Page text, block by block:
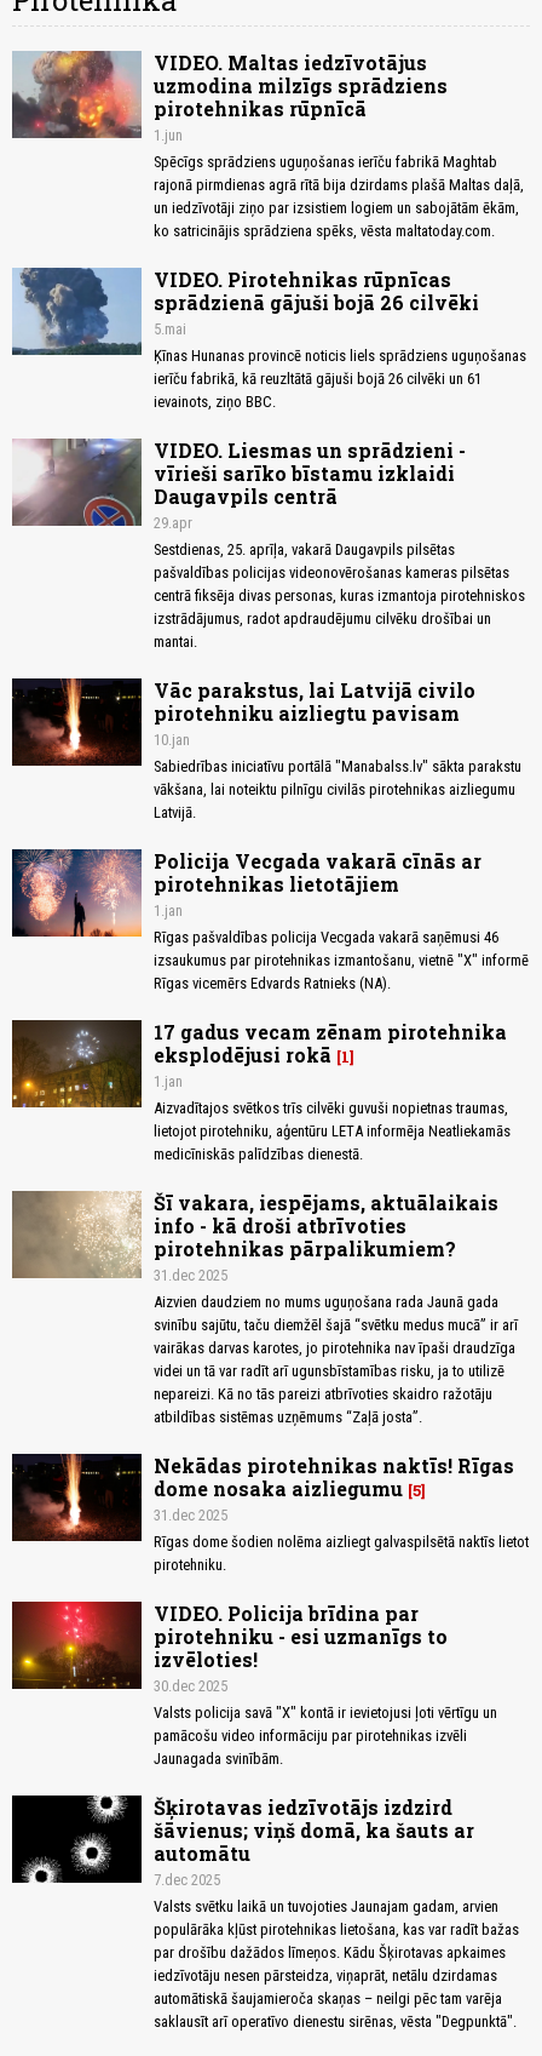
VIDEO. Maltas iedzīvotājus
uzmodina milzīgs sprādziens
pirotehnikas rūpnīcā
1.jun
Spēcīgs sprādziens uguņošanas ierīču fabrikā Maghtab
rajonā pirmdienas agrā rītā bija dzirdams plašā Maltas daļā,
un iedzīvotāji ziņo par izsistiem logiem un sabojātām ēkām,
ko satricinājis sprādziena spēks, vēsta maltatoday.com.
VIDEO. Pirotehnikas rūpnīcas
sprādzienā gājuši bojā 26 cilvēki
5.mai
Ķīnas Hunanas provincē noticis liels sprādziens uguņošanas
ierīču fabrikā, kā reuzltātā gājuši bojā 26 cilvēki un 61
ievainots, ziņo BBC.
VIDEO. Liesmas un sprādzieni -
vīrieši sarīko bīstamu izklaidi
Daugavpils centrā
29.apr
Sestdienas, 25. aprīļa, vakarā Daugavpils pilsētas
pašvaldības policijas videonovērošanas kameras pilsētas
centrā fiksēja divas personas, kuras izmantoja pirotehniskos
izstrādājumus, radot apdraudējumu cilvēku drošībai un
mantai.
Vāc parakstus, lai Latvijā civilo
pirotehniku aizliegtu pavisam
10.jan
Sabiedrības iniciatīvu portālā "Manabalss.lv" sākta parakstu
vākšana, lai noteiktu pilnīgu civilās pirotehnikas aizliegumu
Latvijā.
Policija Vecgada vakarā cīnās ar
pirotehnikas lietotājiem
1.jan
Rīgas pašvaldības policija Vecgada vakarā saņēmusi 46
izsaukumus par pirotehnikas izmantošanu, vietnē "X" informē
Rīgas vicemērs Edvards Ratnieks (NA).
17 gadus vecam zēnam pirotehnika
eksplodējusi rokā
1
1.jan
Aizvadītajos svētkos trīs cilvēki guvuši nopietnas traumas,
lietojot pirotehniku, aģentūru LETA informēja Neatliekamās
medicīniskās palīdzības dienestā.
Šī vakara, iespējams, aktuālaikais
info - kā droši atbrīvoties
pirotehnikas pārpalikumiem?
31.dec 2025
Aizvien daudziem no mums uguņošana rada Jaunā gada
svinību sajūtu, taču diemžēl šajā “svētku medus mucā” ir arī
vairākas darvas karotes, jo pirotehnika nav īpaši draudzīga
videi un tā var radīt arī ugunsbīstamības risku, ja to utilizē
nepareizi. Kā no tās pareizi atbrīvoties skaidro ražotāju
atbildības sistēmas uzņēmums “Zaļā josta”.
Nekādas pirotehnikas naktīs! Rīgas
dome nosaka aizliegumu 5
31.dec 2025
Rīgas dome šodien nolēma aizliegt galvaspilsētā naktīs lietot
pirotehniku.
VIDEO. Policija brīdina par
pirotehniku - esi uzmanīgs to
izvēloties!
30.dec 2025
Valsts policija savā "X" kontā ir ievietojusi ļoti vērtīgu un
pamācošu video informāciju par pirotehnikas izvēli
Jaunagada svinībām.
Šķirotavas iedzīvotājs izdzird
šāvienus; viņš domā, ka šauts ar
automātu
7.dec 2025
Valsts svētku laikā un tuvojoties Jaunajam gadam, arvien
populārāka kļūst pirotehnikas lietošana, kas var radīt bažas
par drošību dažādos līmeņos. Kādu Šķirotavas apkaimes
iedzīvotāju nesen pārsteidza, viņaprāt, netālu dzirdamas
automātiskā šaujamieroča skaņas – neilgi pēc tam varēja
saklausīt arī operatīvo dienestu sirēnas, vēsta "Degpunktā".